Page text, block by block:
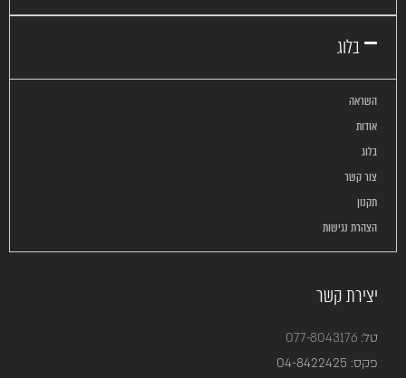
בלוג
השראה
אודות
בלוג
צור קשר
תקנון
הצהרת נגישות
יצירת קשר
טל:077-8043176
פקס: 04-8422425